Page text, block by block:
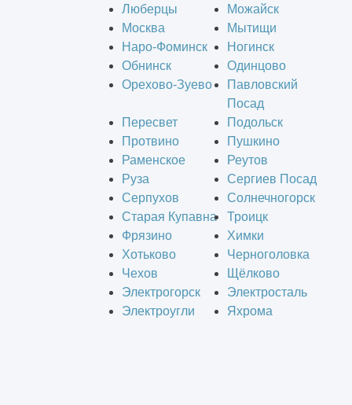
Люберцы
Можайск
Москва
Мытищи
Наро-Фоминск
Ногинск
Обнинск
Одинцово
Орехово-Зуево
Павловский
Посад
Пересвет
Подольск
Протвино
Пушкино
Раменское
Реутов
Руза
Сергиев Посад
Серпухов
Солнечногорск
Старая Купавна
Троицк
Фрязино
Химки
Хотьково
Черноголовка
Чехов
Щёлково
Электрогорск
Электросталь
Электроугли
Яхрома